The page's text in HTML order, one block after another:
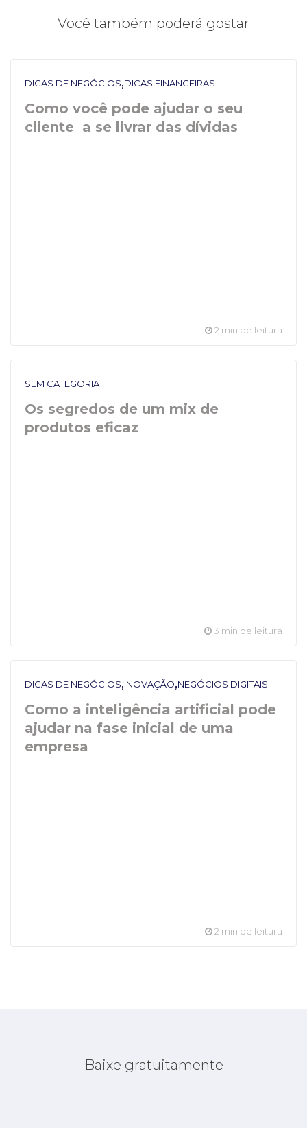
Você também poderá gostar
DICAS DE NEGÓCIOS,DICAS FINANCEIRAS
Como você pode ajudar o seu
cliente a se livrar das dívidas
2 min de leitura
SEM CATEGORIA
Os segredos de um mix de
produtos eficaz
3 min de leitura
DICAS DE NEGÓCIOS,INOVAÇÃO,NEGÓCIOS DIGITAIS
Como a inteligência artificial pode
ajudar na fase inicial de uma
empresa
2 min de leitura
Baixe gratuitamente